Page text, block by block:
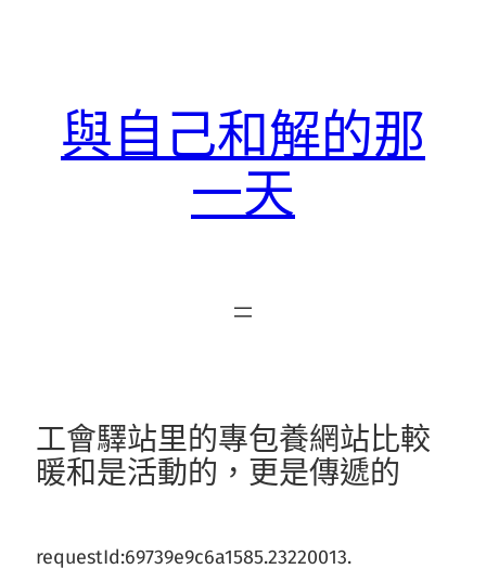
與自己和解的那
一天
工會驛站里的專包養網站比較
暖和是活動的，更是傳遞的
requestId:69739e9c6a1585.23220013.